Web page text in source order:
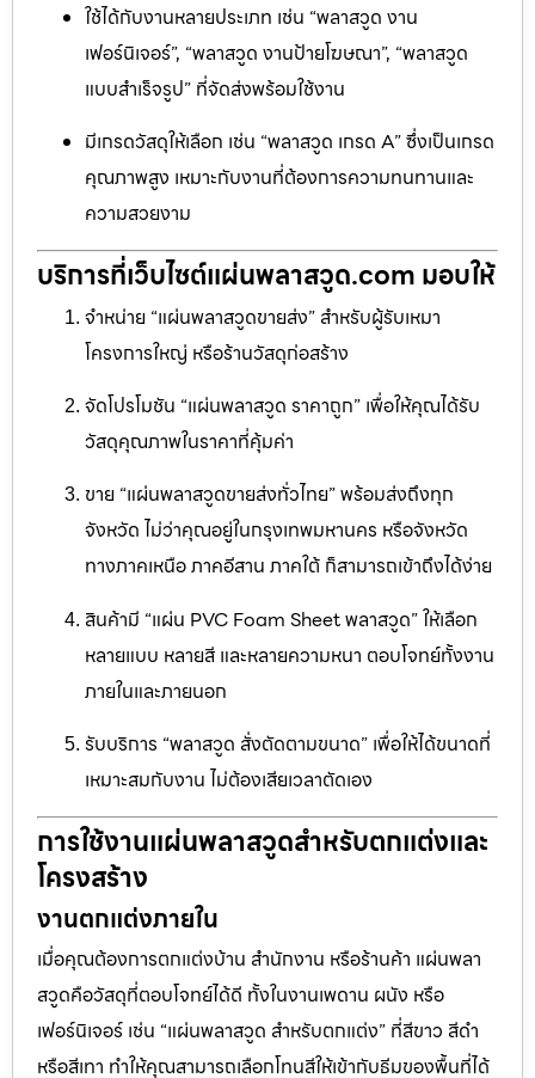
ใช้ได้กับงานหลายประเภท เช่น “พลาสวูด งาน
เฟอร์นิเจอร์”, “พลาสวูด งานป้ายโฆษณา”, “พลาสวูด
แบบสำเร็จรูป” ที่จัดส่งพร้อมใช้งาน
มีเกรดวัสดุให้เลือก เช่น “พลาสวูด เกรด A” ซึ่งเป็นเกรด
คุณภาพสูง เหมาะกับงานที่ต้องการความทนทานและ
ความสวยงาม
บริการที่เว็บไซต์แผ่นพลาสวูด.com มอบให้
จำหน่าย “แผ่นพลาสวูดขายส่ง” สำหรับผู้รับเหมา
โครงการใหญ่ หรือร้านวัสดุก่อสร้าง
จัดโปรโมชัน “แผ่นพลาสวูด ราคาถูก” เพื่อให้คุณได้รับ
วัสดุคุณภาพในราคาที่คุ้มค่า
ขาย “แผ่นพลาสวูดขายส่งทั่วไทย” พร้อมส่งถึงทุก
จังหวัด ไม่ว่าคุณอยู่ในกรุงเทพมหานคร หรือจังหวัด
ทางภาคเหนือ ภาคอีสาน ภาคใต้ ก็สามารถเข้าถึงได้ง่าย
สินค้ามี “แผ่น PVC Foam Sheet พลาสวูด” ให้เลือก
หลายแบบ หลายสี และหลายความหนา ตอบโจทย์ทั้งงาน
ภายในและภายนอก
รับบริการ “พลาสวูด สั่งตัดตามขนาด” เพื่อให้ได้ขนาดที่
เหมาะสมกับงาน ไม่ต้องเสียเวลาตัดเอง
การใช้งานแผ่นพลาสวูดสำหรับตกแต่งและ
โครงสร้าง
งานตกแต่งภายใน
เมื่อคุณต้องการตกแต่งบ้าน สำนักงาน หรือร้านค้า แผ่นพลา
สวูดคือวัสดุที่ตอบโจทย์ได้ดี ทั้งในงานเพดาน ผนัง หรือ
เฟอร์นิเจอร์ เช่น “แผ่นพลาสวูด สำหรับตกแต่ง” ที่สีขาว สีดำ
หรือสีเทา ทำให้คุณสามารถเลือกโทนสีให้เข้ากับธีมของพื้นที่ได้